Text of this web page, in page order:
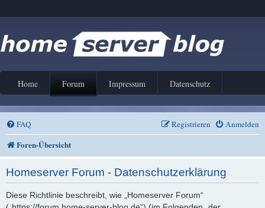
Home Forum Impressum Datenschutz
FAQ Anmelden
Registrieren
Foren-Übersicht
Homeserver Forum - Datenschutzerklärung
Diese Richtlinie beschreibt, wie „Homeserver Forum“